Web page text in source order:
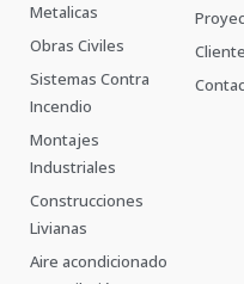
Metalicas
Obras Civiles
Sistemas Contra
Incendio
Montajes
Industriales
Construcciones
Livianas
Aire acondicionado